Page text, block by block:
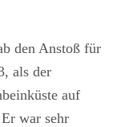
den Anstoß für
als der
auf
war sehr